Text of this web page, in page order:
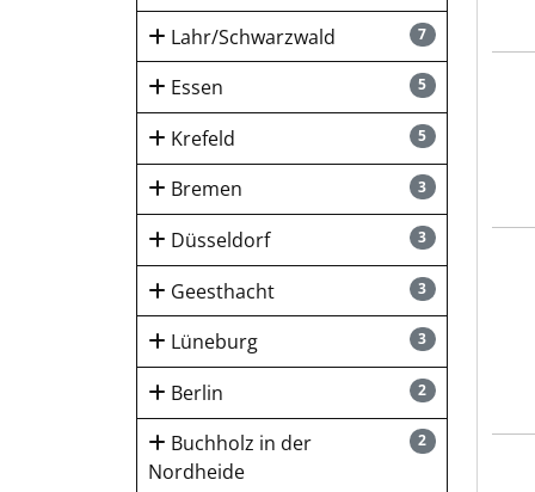
7
Lahr/Schwarzwald
5
Essen
5
Krefeld
3
Bremen
3
Düsseldorf
3
Geesthacht
3
Lüneburg
2
Berlin
2
Buchholz in der
Nordheide